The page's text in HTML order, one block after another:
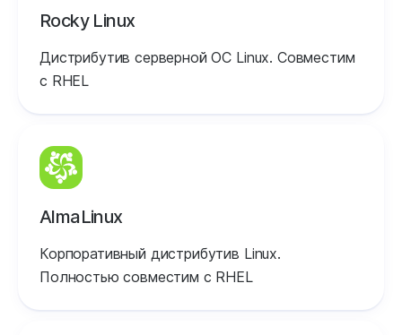
Rocky Linux
Дистрибутив серверной ОС Linux. Совместим
с RHEL
AlmaLinux
Корпоративный дистрибутив Linux.
Полностью совместим с RHEL